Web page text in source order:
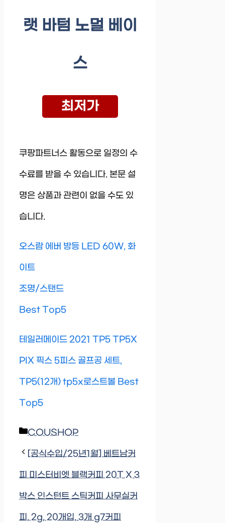
랫 바텀 노멀 베이
스
최저가
쿠팡파트너스 활동으로 일정의 수
수료를 받을 수 있습니다. 본문 설
명은 상품과 관련이 없을 수도 있
습니다.
오스람 에버 방등 LED 60W, 화
이트
조명/스탠드
Best Top5
테일러메이드 2021 TP5 TP5X
PIX 픽스 5피스 골프공 세트,
TP5(12개) tp5x로스트볼 Best
Top5
Categories
COUSHOP
[공식수입/25년1월] 베트남커
피 미스터비엣 블랙커피 20T X 3
박스 인스턴트 스틱커피 사무실커
피, 2g, 20개입, 3개 g7커피